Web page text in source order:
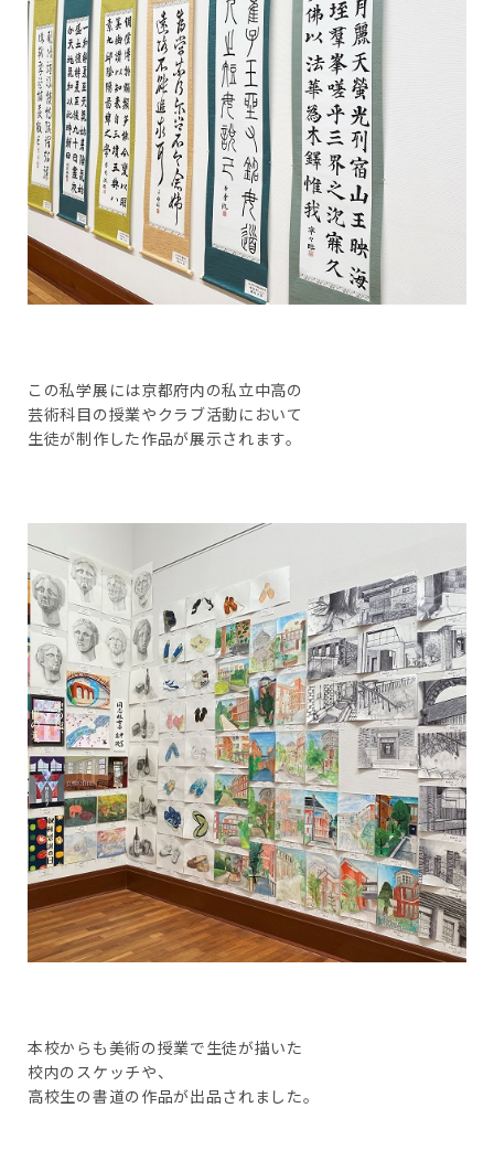
この私学展には京都府内の私立中高の
芸術科目の授業やクラブ活動において
生徒が制作した作品が展示されます。
本校からも美術の授業で生徒が描いた
校内のスケッチや、
高校生の書道の作品が出品されました。